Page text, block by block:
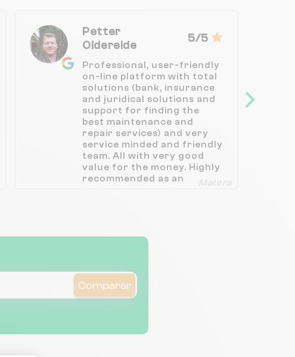
Petter
Oldereide
5/5
Professional, user-friendly
on-line platform with total
solutions (bank, insurance
and juridical solutions and
support for finding the
best maintenance and
repair services) and very
service minded and friendly
team. All with very good
value for the money. Highly
recommended as an
spoken!
Matera
Comparer